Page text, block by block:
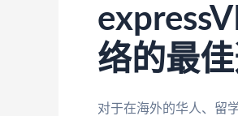
络的最
对于在海外的华人、留